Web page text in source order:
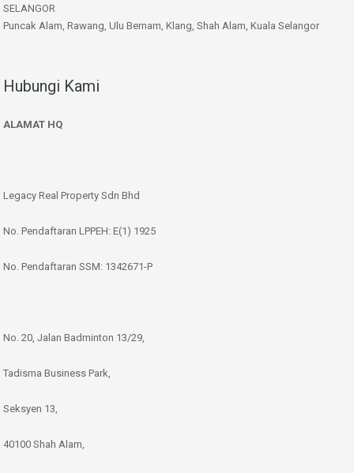
SELANGOR
Puncak Alam, Rawang, Ulu Bernam, Klang, Shah Alam, Kuala Selangor
Hubungi Kami
ALAMAT HQ
Legacy Real Property Sdn Bhd
No. Pendaftaran LPPEH: E(1) 1925
No. Pendaftaran SSM: 1342671-P
No. 20, Jalan Badminton 13/29,
Tadisma Business Park,
Seksyen 13,
40100 Shah Alam,